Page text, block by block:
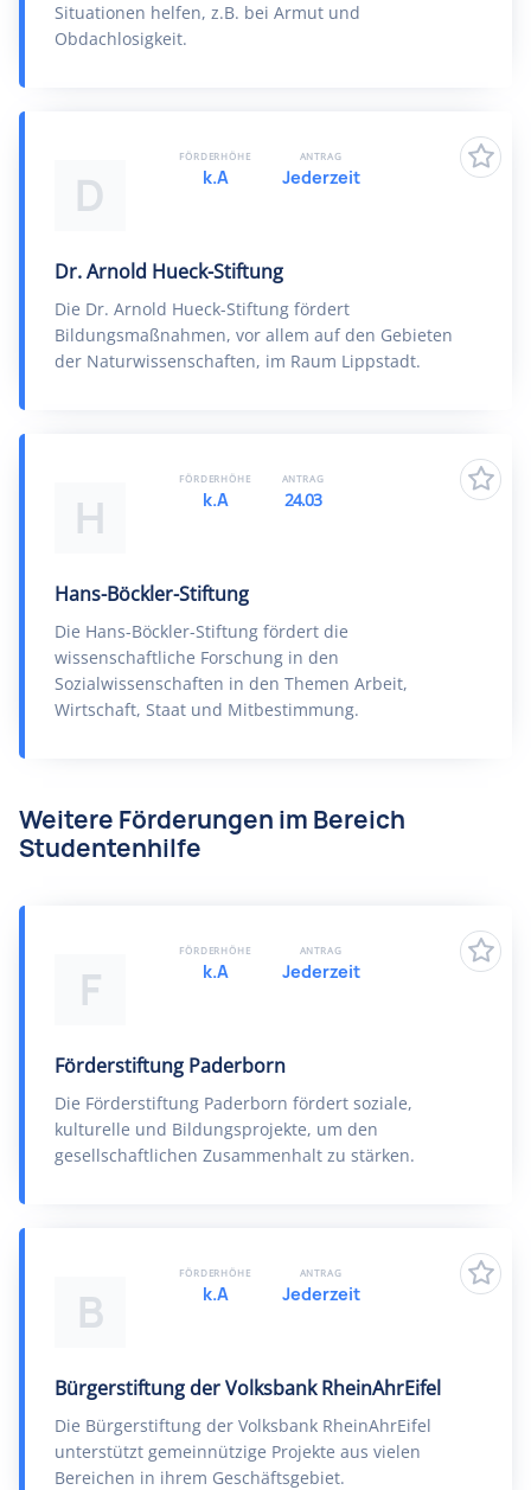
Situationen helfen, z.B. bei Armut und
Obdachlosigkeit.
D
Dr. Arnold Hueck-Stiftung
Die Dr. Arnold Hueck-Stiftung fördert
Bildungsmaßnahmen, vor allem auf den Gebieten
der Naturwissenschaften, im Raum Lippstadt.
FÖRDERHÖHE
k.A
ANTRAG
Jederzeit
H
Hans-Böckler-Stiftung
Die Hans-Böckler-Stiftung fördert die
wissenschaftliche Forschung in den
Sozialwissenschaften in den Themen Arbeit,
Wirtschaft, Staat und Mitbestimmung.
FÖRDERHÖHE
k.A
ANTRAG
24.03
Weitere Förderungen im Bereich
Studentenhilfe
F
Förderstiftung Paderborn
Die Förderstiftung Paderborn fördert soziale,
kulturelle und Bildungsprojekte, um den
gesellschaftlichen Zusammenhalt zu stärken.
FÖRDERHÖHE
k.A
ANTRAG
Jederzeit
B
Bürgerstiftung der Volksbank RheinAhrEifel
Die Bürgerstiftung der Volksbank RheinAhrEifel
unterstützt gemeinnützige Projekte aus vielen
Bereichen in ihrem Geschäftsgebiet.
FÖRDERHÖHE
k.A
ANTRAG
Jederzeit